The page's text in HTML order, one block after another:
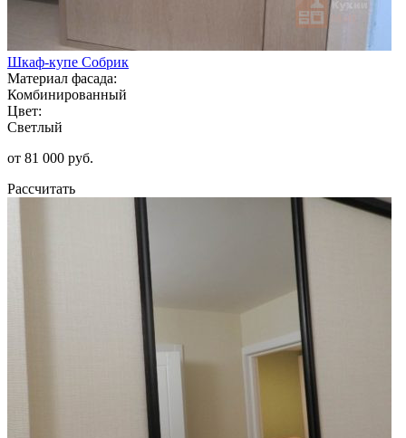
Шкаф-купе Собрик
Материал фасада:
Комбинированный
Цвет:
Светлый
от 81 000 руб.
Рассчитать